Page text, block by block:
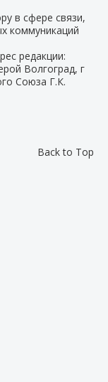
в сфере связи,
коммуникаций
редакции:
Волгоград, г
Союза Г.К.
Back to Top